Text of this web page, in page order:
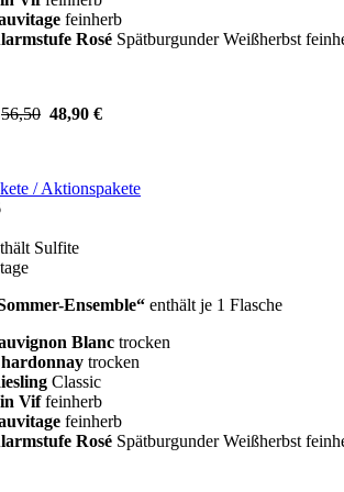
feinherb
Rosé Spätburgunder Weißherbst
56,50 48,90 €
/ Aktionspakete
Sulfite
Ensemble“ enthält je 1 Flasche
Blanc trocken
trocken
Classic
Viffeinherb
feinherb
Rosé Spätburgunder Weißherbst